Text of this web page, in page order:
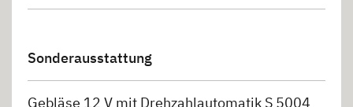
Sonderausstattung
Gebläse 12 V mit Drehzahlautomatik S 5004